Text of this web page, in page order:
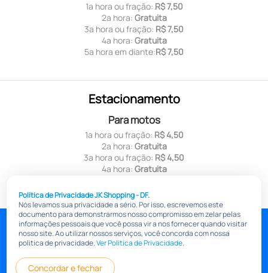
Política de Privacidade JK Shopping - DF.
Nós levamos sua privacidade a sério. Por isso, escrevemos este
documento para demonstrarmos nosso compromisso em zelar pelas
informações pessoais que você possa vir a nos fornecer quando visitar
nosso site. Ao utilizar nossos serviços, você concorda com nossa
politica de privacidade.Ver Política de Privacidade.
Concordar e fechar
1ª hora ou fração: R$ 7,50
2ª hora: Gratuita
3ª hora ou fração: R$ 7,50
4ª hora: Gratuita
5ª hora em diante:R$ 7,50
Estacionamento
Para motos
1ª hora ou fração: R$ 4,50
2ª hora: Gratuita
3ª hora ou fração: R$ 4,50
4ª hora: Gratuita
jkshoppingdf.com.br
Política de privacidade
Pólitica de Transparência Salarial